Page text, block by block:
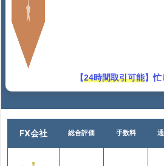
【24時間取引可能】忙
FX会社 総合評価 手数料